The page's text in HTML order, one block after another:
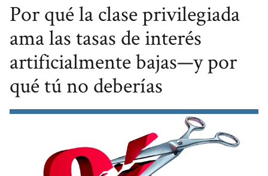
Por qué la clase privilegiada
ama las tasas de interés
artificialmente bajas—y por
qué tú no deberías